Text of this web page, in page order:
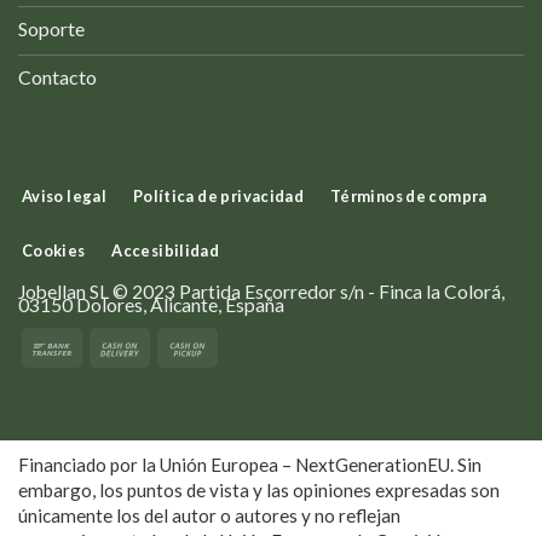
Soporte
Contacto
Aviso legal Política de privacidad Términos de compra
Cookies Accesibilidad
Jobellan SL © 2023 Partida Escorredor s/n - Finca la Colorá,
03150 Dolores, Alicante, España
Financiado por la Unión Europea – NextGenerationEU. Sin
embargo, los puntos de vista y las opiniones expresadas son
únicamente los del autor o autores y no reflejan